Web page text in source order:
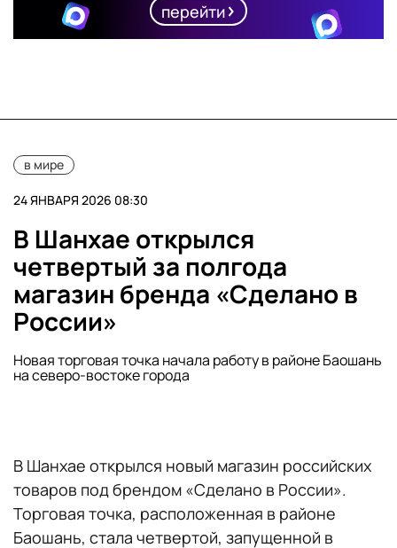
перейти
в мире
24 ЯНВАРЯ 2026 08:30
В Шанхае открылся
четвертый за полгода
магазин бренда «Сделано в
России»
Новая торговая точка начала работу в районе Баошань
на северо-востоке города
В Шанхае открылся новый магазин российских
товаров под брендом «Сделано в России».
Торговая точка, расположенная в районе
Баошань, стала четвертой, запущенной в